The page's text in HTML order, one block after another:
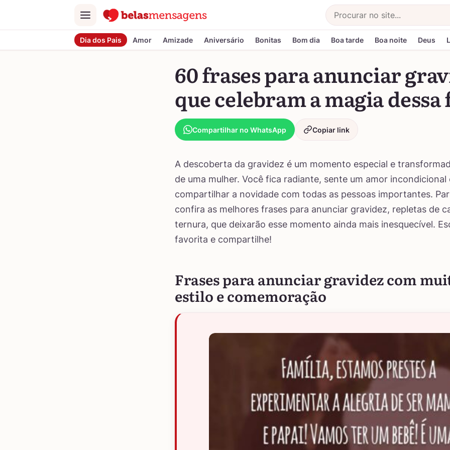
Menu
Buscar
Dia dos Pais Amor Amizade Aniversário Bonitas Bom dia Boa tarde Boa noite Deus
60 frases para anunciar
que celebram a magia dessa
Compartilhar no WhatsApp Copiar link
A descoberta da gravidez é um momento especial e
de uma mulher. Você fica radiante, sente um amor incondicional
compartilhar a novidade com todas as pessoas importantes.
confira as melhores frases para anunciar gravidez, repletas de
ternura, que deixarão esse momento ainda mais inesquecível.
favorita e compartilhe!
Frases para anunciar gravidez com
estilo e comemoração